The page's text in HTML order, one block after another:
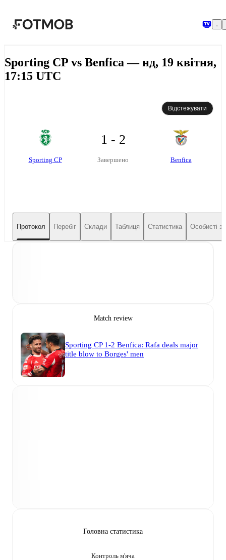
Sporting CP vs Benfica — нд, 19 квітня,
17:15 UTC
Відстежувати
Sporting CP
1 - 2
Завершено Benfica
Протокол Перебіг Склади Таблиця Статистика Особисті
Match review
Sporting CP 1-2 Benfica: Rafa deals major
title blow to Borges' men
Головна статистика
Контроль м'яча